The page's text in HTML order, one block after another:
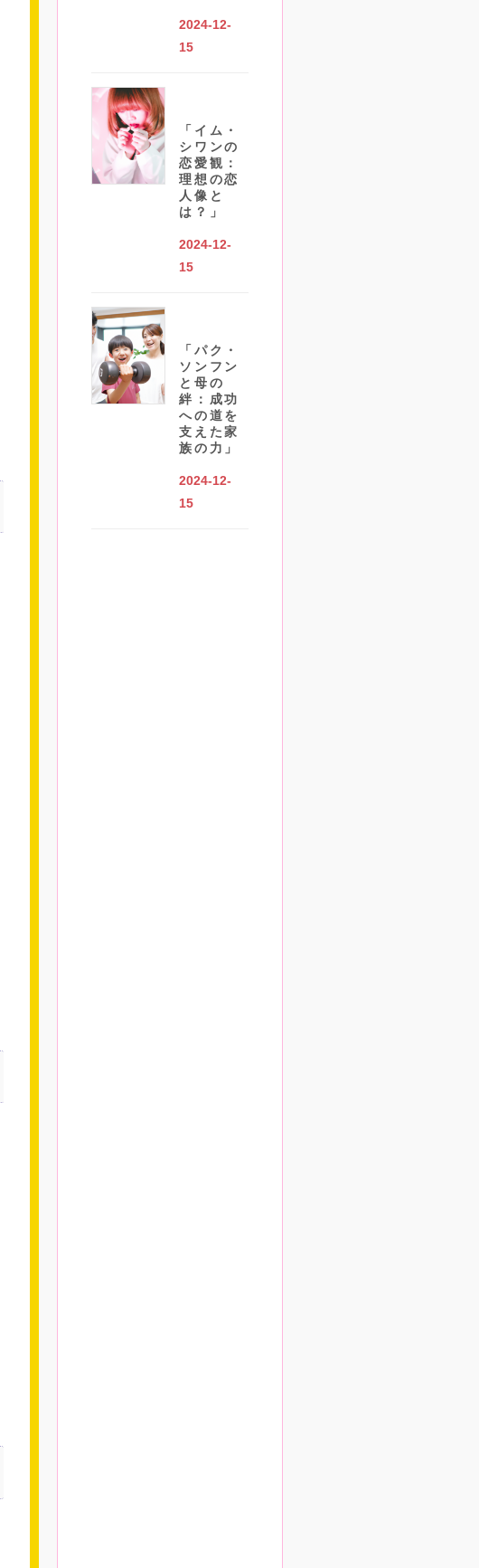
2024-12-
15
「イム・
シワンの
恋愛観：
理想の恋
人像と
は？」
2024-12-
15
「パク・
ソンフン
と母の
絆：成功
への道を
支えた家
族の力」
2024-12-
15